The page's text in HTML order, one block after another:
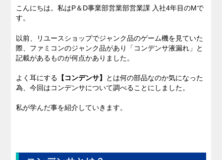
私たちのブログ
企業情報
こんにちは。私はP＆D事業部営業部営業課 入社4年目のMで
す。
以前、リユースショップでジャンク品のゲーム機を見ていた
際、ファミコンのジャンク品があり「コンデンサ液漏れ」と
記載があるものが何点かありました。
よく耳にする 【コンデンサ】
とは何の部品なのか気になった
為、今回はコンデンサについて調べることにしました。
私が学んだ事を紹介していきます。